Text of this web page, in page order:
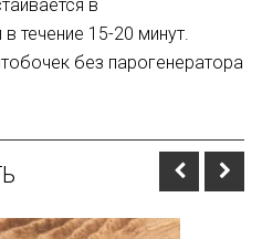
в
течение 15-20 минут.
без парогенератора